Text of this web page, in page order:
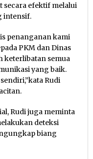
secara efektif melalui
intensif.
penanganan kami
PKM dan Dinas
keterlibatan semua
yang baik.
Rudi
Rudi juga meminta
deteksi
biang